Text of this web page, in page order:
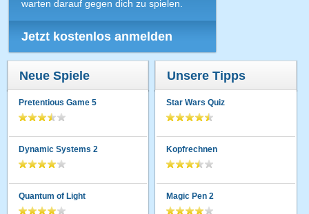
warten darauf gegen dich zu spielen.
Jetzt kostenlos anmelden
Neue Spiele
Pretentious Game 5
Dynamic Systems 2
Quantum of Light
Unsere Tipps
Star Wars Quiz
Kopfrechnen
Magic Pen 2